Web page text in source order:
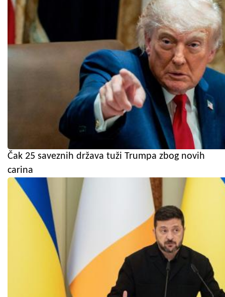
Čak 25 saveznih država tuži Trumpa zbog novih
carina